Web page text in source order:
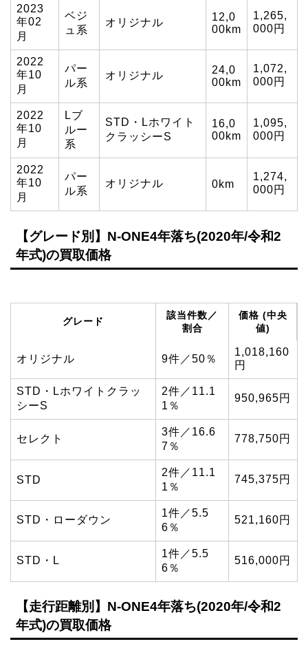
2023
年02
月
ベジ
ュ系
オリジナル
12,0
00km
1,265,
000円
2022
年10
月
パー
ル系
オリジナル
24,0
00km
1,072,
000円
2022
年10
月
Lブ
ルー
系
STD・Lホワイト
クラッシーS
16,0
00km
1,095,
000円
2022
年10
月
パー
ル系
オリジナル 0km
1,274,
000円
【グレード別】N-ONE4年落ち(2020年/令和2
年式)の買取価格
グレード
該当件数／
割合
価格 (中央
値)
オリジナル 9件／50％
1,018,160
円
STD・Lホワイトクラッ
シーS
2件／11.1
1％
950,965円
セレクト
3件／16.6
7％
778,750円
STD
2件／11.1
1％
745,375円
STD・ローダウン
1件／5.5
6％
521,160円
STD・L
1件／5.5
6％
516,000円
【走行距離別】N-ONE4年落ち(2020年/令和2
年式)の買取価格